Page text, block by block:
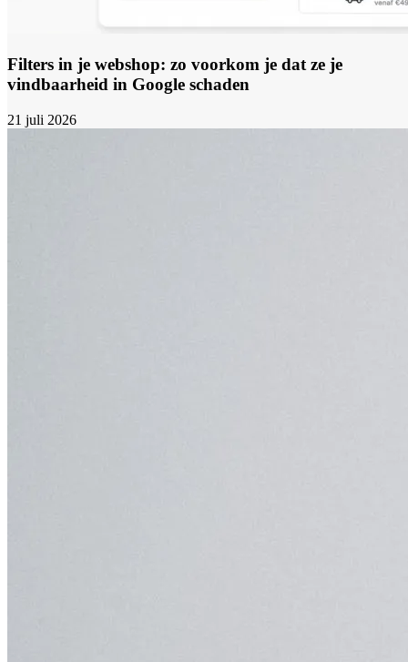
Filters in je webshop: zo voorkom je dat ze je
vindbaarheid in Google schaden
21 juli 2026